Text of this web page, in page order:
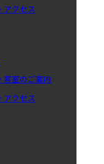
アクセス
客室のご案内
アクセス